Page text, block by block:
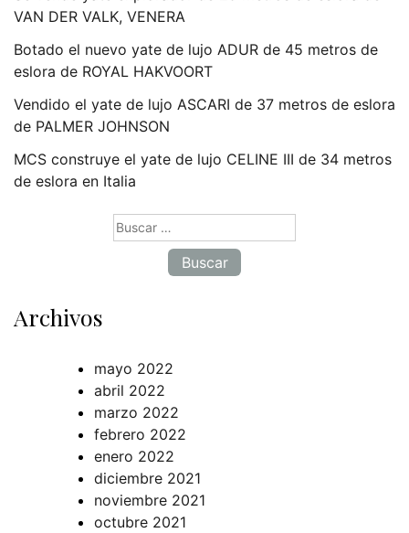
VAN DER VALK, VENERA
Botado el nuevo yate de lujo ADUR de 45 metros de
eslora de ROYAL HAKVOORT
Vendido el yate de lujo ASCARI de 37 metros de eslora
de PALMER JOHNSON
MCS construye el yate de lujo CELINE III de 34 metros
de eslora en Italia
Archivos
mayo 2022
abril 2022
marzo 2022
febrero 2022
enero 2022
diciembre 2021
noviembre 2021
octubre 2021